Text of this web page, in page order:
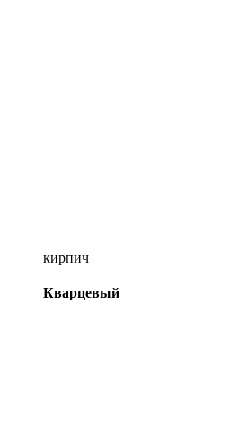
кирпич
Кварцевый